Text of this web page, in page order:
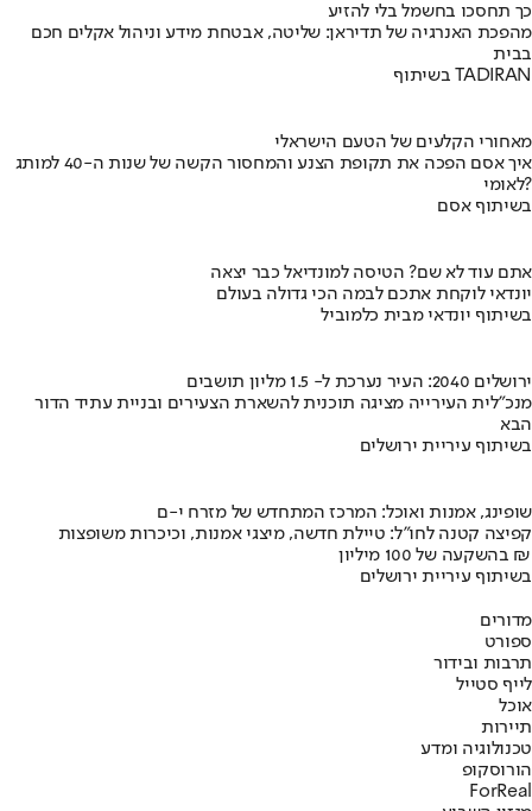
כך תחסכו בחשמל בלי להזיע
מהפכת האנרגיה של תדיראן: שליטה, אבטחת מידע וניהול אקלים חכם
בבית
בשיתוף TADIRAN
מאחורי הקלעים של הטעם הישראלי
איך אסם הפכה את תקופת הצנע והמחסור הקשה של שנות ה-40 למותג
לאומי?
בשיתוף אסם
אתם עוד לא שם? הטיסה למונדיאל כבר יצאה
יונדאי לוקחת אתכם לבמה הכי גדולה בעולם
בשיתוף יונדאי מבית כלמוביל
ירושלים 2040: העיר נערכת ל- 1.5 מליון תושבים
מנכ"לית העירייה מציגה תוכנית להשארת הצעירים ובניית עתיד הדור
הבא
בשיתוף עיריית ירושלים
שופינג, אמנות ואוכל: המרכז המתחדש של מזרח י-ם
קפיצה קטנה לחו"ל: טיילת חדשה, מיצגי אמנות, וכיכרות משופצות
בהשקעה של 100 מיליון ₪
בשיתוף עיריית ירושלים
מדורים
ספורט
תרבות ובידור
לייף סטייל
אוכל
תיירות
טכנולוגיה ומדע
הורוסקופ
ForReal